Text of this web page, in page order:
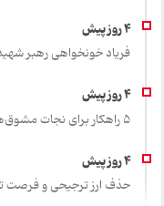
فریاد خونخواهی رهبر
۵ راهکار برای نجات مشوق‌های مالیاتی از رانت و فساد
حذف ارز ترجیحی و فرصت